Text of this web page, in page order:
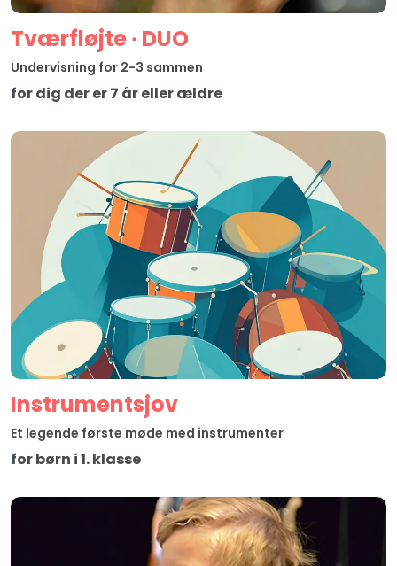
Tværfløjte ∙ DUO
Undervisning for 2-3 sammen
for dig der er 7 år eller ældre
Instrumentsjov
Et legende første møde med instrumenter
for børn i 1. klasse